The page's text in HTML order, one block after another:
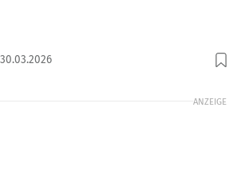
Foto: urbazon, Getty Images
ANZEIGE